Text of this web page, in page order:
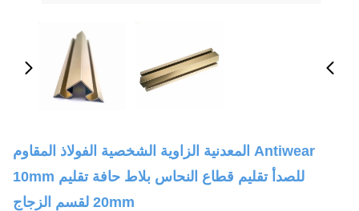
Antiwear المعدنية الزاوية الشخصية الفولاذ المقاوم
للصدأ تقليم قطاع النحاس بلاط حافة تقليم 10mm
20mm لقسم الزجاج